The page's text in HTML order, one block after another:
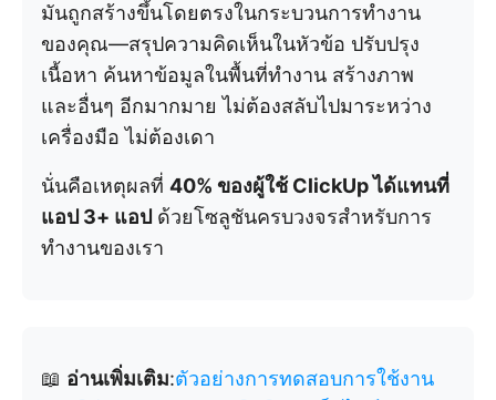
มันถูกสร้างขึ้นโดยตรงในกระบวนการทำงาน
ของคุณ—สรุปความคิดเห็นในหัวข้อ ปรับปรุง
เนื้อหา ค้นหาข้อมูลในพื้นที่ทำงาน สร้างภาพ
และอื่นๆ อีกมากมาย ไม่ต้องสลับไปมาระหว่าง
เครื่องมือ ไม่ต้องเดา
นั่นคือเหตุผลที่ 40% ของผู้ใช้ ClickUp ได้แทนที่
แอป 3+ แอป ด้วยโซลูชันครบวงจรสำหรับการ
ทำงานของเรา
📖 อ่านเพิ่มเติม:ตัวอย่างการทดสอบการใช้งาน